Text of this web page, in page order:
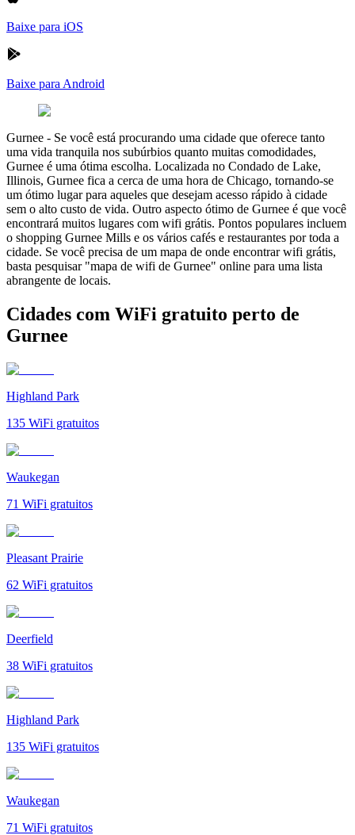
Baixe para iOS
Baixe para Android
Gurnee - Se você está procurando uma cidade que oferece tanto
uma vida tranquila nos subúrbios quanto muitas comodidades,
Gurnee é uma ótima escolha. Localizada no Condado de Lake,
Illinois, Gurnee fica a cerca de uma hora de Chicago, tornando-se
um ótimo lugar para aqueles que desejam acesso rápido à cidade
sem o alto custo de vida. Outro aspecto ótimo de Gurnee é que você
encontrará muitos lugares com wifi grátis. Pontos populares incluem
o shopping Gurnee Mills e os vários cafés e restaurantes por toda a
cidade. Se você precisa de um mapa de onde encontrar wifi grátis,
basta pesquisar "mapa de wifi de Gurnee" online para uma lista
abrangente de locais.
Cidades com WiFi gratuito perto de
Gurnee
Highland Park
135 WiFi gratuitos
Waukegan
71 WiFi gratuitos
Pleasant Prairie
62 WiFi gratuitos
Deerfield
38 WiFi gratuitos
Highland Park
135 WiFi gratuitos
Waukegan
71 WiFi gratuitos